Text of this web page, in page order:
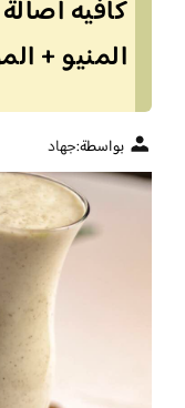
كافيه
المنيو +
بواسطة:جهاد